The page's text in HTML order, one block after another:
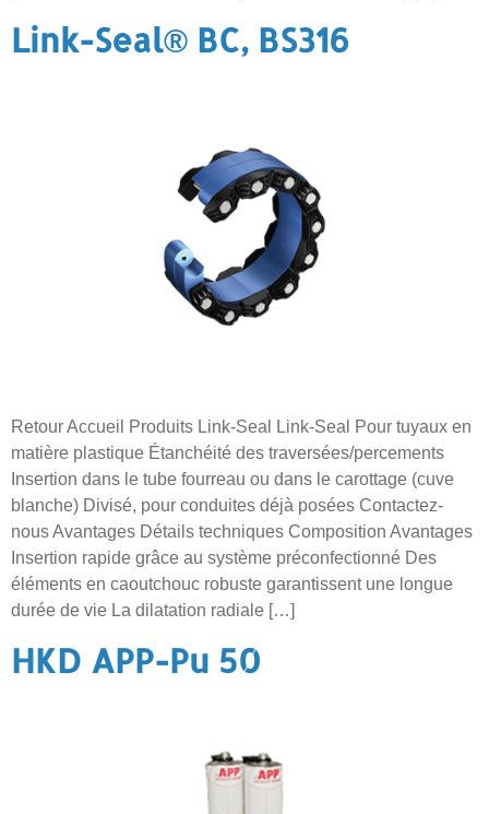
Link-Seal® BC, BS316
Retour Accueil Produits Link-Seal Link-Seal Pour tuyaux en
matière plastique Étanchéité des traversées/percements
Insertion dans le tube fourreau ou dans le carottage (cuve
blanche) Divisé, pour conduites déjà posées Contactez-
nous Avantages Détails techniques Composition Avantages
Insertion rapide grâce au système préconfectionné Des
éléments en caoutchouc robuste garantissent une longue
durée de vie La dilatation radiale […]
HKD APP-Pu 50